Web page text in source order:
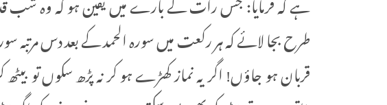
طرح بجا لائے کہ ہر رکعت میں سورہ الحمد کے بعد دس
قربان ہو جاؤں! اگر یہ نماز کھڑے ہو کر نہ پڑھ سکوں تو